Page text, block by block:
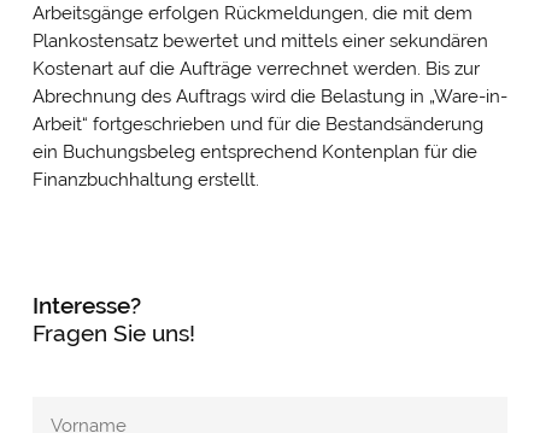
Arbeitsgänge erfolgen Rückmeldungen, die mit dem
Plankostensatz bewertet und mittels einer sekundären
Kostenart auf die Aufträge verrechnet werden. Bis zur
Abrechnung des Auftrags wird die Belastung in „Ware-in-
Arbeit“ fortgeschrieben und für die Bestandsänderung
ein Buchungsbeleg entsprechend Kontenplan für die
Finanzbuchhaltung erstellt.
Interesse?
Fragen Sie uns!